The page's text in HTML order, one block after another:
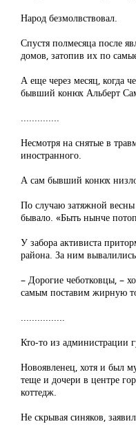
Народ безмолвствовал.
Спустя полмесяца после
домов, затопив их по
А еще через месяц, когда
бывший конюх Альберт
..............
Несмотря на снятые в
иностранного.
А сам бывший конюх
По случаю затяжной весны
бывало. «Быть нынче
У забора активиста
района. За ним
– Дорогие чеботковцы, –
самым поставим жирную
................
Кто-то из администрации
Новоявленец, хотя и был
теще и дочери в центре
коттедж.
Не скрывая синяков,